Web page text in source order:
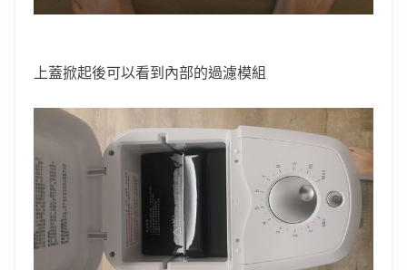
上蓋掀起後可以看到內部的過濾模組